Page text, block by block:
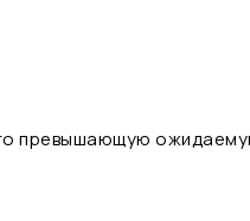
превышающую